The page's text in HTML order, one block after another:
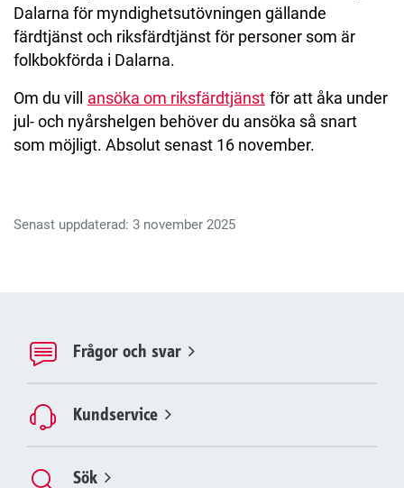
Dalarna för myndighetsutövningen gällande
färdtjänst och riksfärdtjänst för personer som är
folkbokförda i Dalarna.
Om du vill ansöka om riksfärdtjänst för att åka under
jul- och nyårshelgen behöver du ansöka så snart
som möjligt. Absolut senast 16 november.
Senast uppdaterad: 3 november 2025
Frågor och svar
Kundservice
Sök